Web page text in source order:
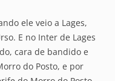
ele veio a Lages,
E no Inter de Lages
cara de bandido e
do Posto, e por